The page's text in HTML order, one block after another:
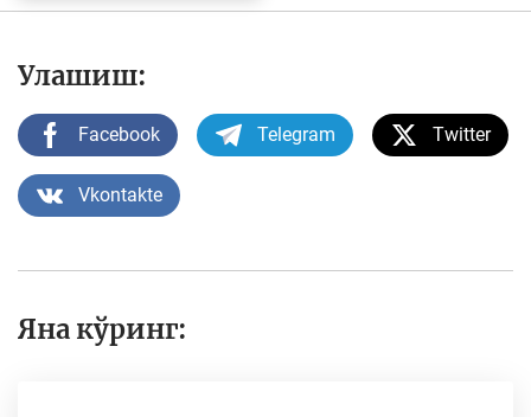
Улашиш:
Facebook Telegram Twitter
Vkontakte
Яна кўринг: